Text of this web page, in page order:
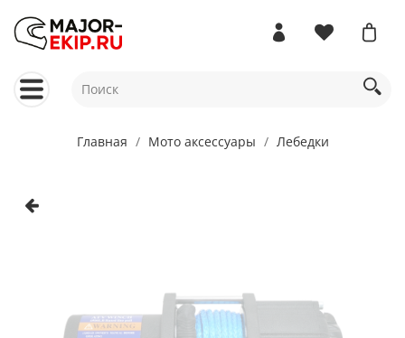
Главная Мото аксессуары Лебедки